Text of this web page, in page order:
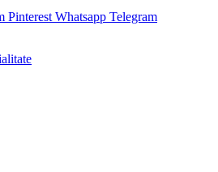
Pinterest Whatsapp Telegram